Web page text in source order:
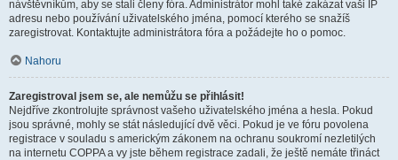
návštěvníkům, aby se stali členy fóra. Administrátor mohl také zakázat vaši IP
adresu nebo používání uživatelského jména, pomocí kterého se snažíš
zaregistrovat. Kontaktujte administrátora fóra a požádejte ho o pomoc.
Nahoru
Zaregistroval jsem se, ale nemůžu se přihlásit!
Nejdříve zkontrolujte správnost vašeho uživatelského jména a hesla. Pokud
jsou správné, mohly se stát následující dvě věci. Pokud je ve fóru povolena
registrace v souladu s americkým zákonem na ochranu soukromí nezletilých
na internetu COPPA a vy jste během registrace zadali, že ještě nemáte třináct